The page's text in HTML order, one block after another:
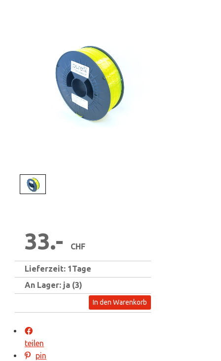
33.- CHF
Lieferzeit: 1Tage
An Lager: ja (3)
In den Warenkorb
teilen
pin